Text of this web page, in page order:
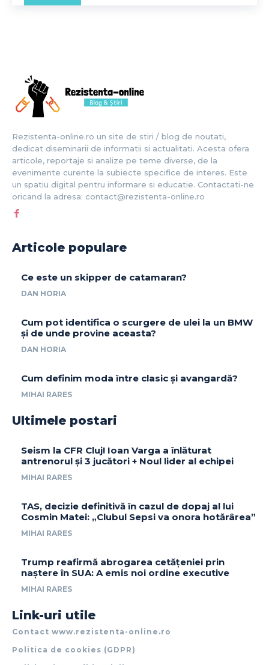
Rezistenta-online.ro un site de stiri / blog de noutati,
dedicat diseminarii de informatii si actualitati. Acesta ofera
articole, reportaje si analize pe teme diverse, de la
evenimente curente la subiecte specifice de interes. Este
un spatiu digital pentru informare si educatie. Contactati-ne
oricand la adresa: contact@rezistenta-online.ro
Articole populare
Ce este un skipper de catamaran?
DAN HORIA
Cum pot identifica o scurgere de ulei la un BMW
și de unde provine aceasta?
DAN HORIA
Cum definim moda între clasic și avangardă?
MIHAI RARES
Ultimele postari
Seism la CFR Cluj! Ioan Varga a înlăturat
antrenorul și 3 jucători + Noul lider al echipei
MIHAI RARES
TAS, decizie definitivă în cazul de dopaj al lui
Cosmin Matei: „Clubul Sepsi va onora hotărârea”
MIHAI RARES
Trump reafirmă abrogarea cetățeniei prin
naștere în SUA: A emis noi ordine executive
MIHAI RARES
Link-uri utile
Contact www.rezistenta-online.ro
Politica de cookies (GDPR)